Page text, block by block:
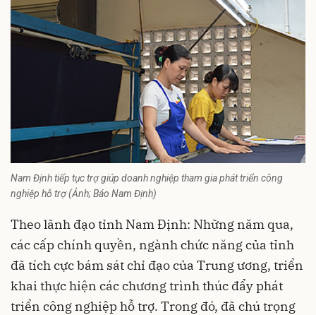
Nam Định tiếp tục trợ giúp doanh nghiệp tham gia phát triển công
nghiệp hỗ trợ (Ảnh; Báo Nam Định)
Theo lãnh đạo tỉnh Nam Định: Những năm qua,
các cấp chính quyền, ngành chức năng của tỉnh
đã tích cực bám sát chỉ đạo của Trung ương, triển
khai thực hiện các chương trình thúc đẩy phát
triển công nghiệp hỗ trợ. Trong đó, đã chú trọng